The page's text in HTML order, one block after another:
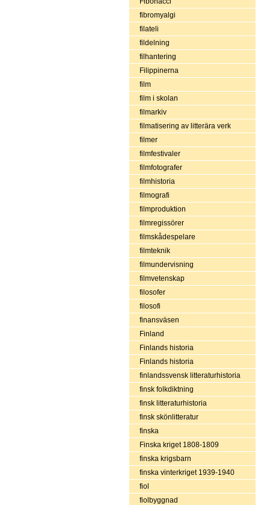
fibromyalgi
filateli
fildelning
filhantering
Filippinerna
film
film i skolan
filmarkiv
filmatisering av litterära verk
filmer
filmfestivaler
filmfotografer
filmhistoria
filmografi
filmproduktion
filmregissörer
filmskådespelare
filmteknik
filmundervisning
filmvetenskap
filosofer
filosofi
finansväsen
Finland
Finlands historia
Finlands historia
finlandssvensk litteraturhistoria
finsk folkdiktning
finsk litteraturhistoria
finsk skönlitteratur
finska
Finska kriget 1808-1809
finska krigsbarn
finska vinterkriget 1939-1940
fiol
fiolbyggnad